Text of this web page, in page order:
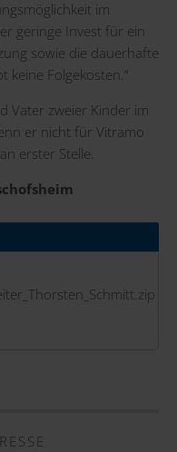
im
geringe Invest für ein
sowie die dauerhafte
keine Folgekosten.“
Vater zweier Kinder im
er nicht für Vitramo
erster Stelle.